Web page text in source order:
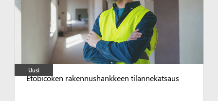
Uusi
Etobicoken rakennushankkeen tilannekatsaus